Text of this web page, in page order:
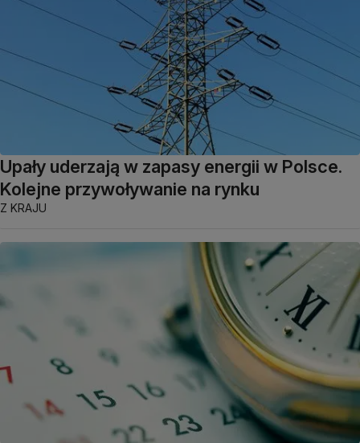
Upały uderzają w zapasy energii w Polsce.
Kolejne przywoływanie na rynku
Z KRAJU